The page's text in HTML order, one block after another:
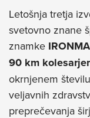
Letošnja tretja
svetovno znane
znamke
90 km
okrnjenem
veljavnih
preprečevanja